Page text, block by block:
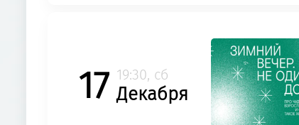
17 19:30, сб
Декабря